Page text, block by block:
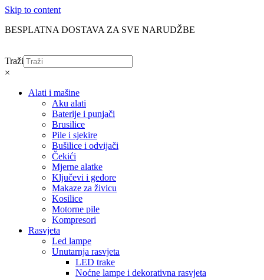
Skip to content
BESPLATNA DOSTAVA ZA SVE NARUDŽBE
Traži
×
Alati i mašine
Aku alati
Baterije i punjači
Brusilice
Pile i sjekire
Bušilice i odvijači
Čekići
Mjerne alatke
Ključevi i gedore
Makaze za živicu
Kosilice
Motorne pile
Kompresori
Rasvjeta
Led lampe
Unutarnja rasvjeta
LED trake
Noćne lampe i dekorativna rasvjeta